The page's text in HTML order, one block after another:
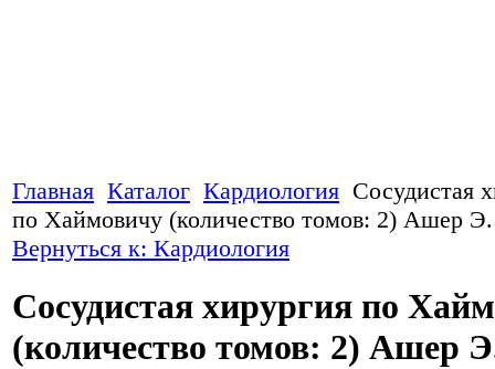
Главная Каталог Кардиология Сосудистая
по Хаймовичу (количество томов: 2) Ашер Э.
Вернуться к: Кардиология
Сосудистая хирургия по
(количество томов: 2) Ашер